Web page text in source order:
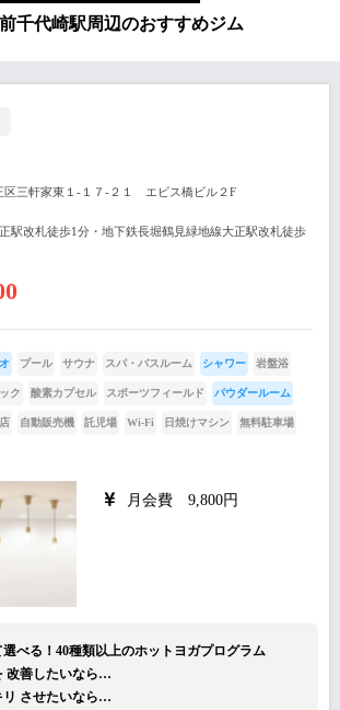
前千代崎駅周辺のおすすめジム
区三軒家東１-１７-２１ エビス橋ビル２F
駅改札徒歩1分・地下鉄長堀鶴見緑地線大正駅改札徒歩
プール サウナ スパ・バスルーム シャワー 岩盤浴
ク 酸素カプセル スポーツフィールド パウダールーム
自動販売機 託児場 Wi-Fi 日焼けマシン 無料駐車場
月会費 9,800円
べる！40種類以上のホットヨガプログラム
改善したいなら…
リ させたいなら…